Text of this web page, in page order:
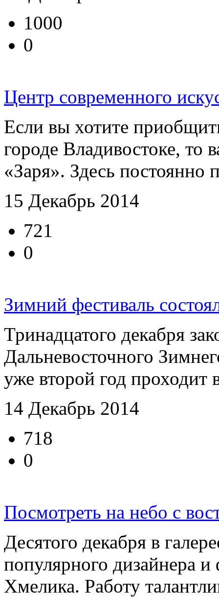
1000
0
Центр современного
Если вы хотите
городе Владивостоке, то
«Заря». Здесь постоянно
15 Декабрь 2014
721
0
Зимний фестиваль
Тринадцатого декабря
Дальневосточного
уже второй год
14 Декабрь 2014
718
0
Посмотреть на небо с
Десятого декабря в
популярного дизайнера
Хмелика. Работу